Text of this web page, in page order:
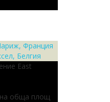
Франция
Белгия
East
на обща площ